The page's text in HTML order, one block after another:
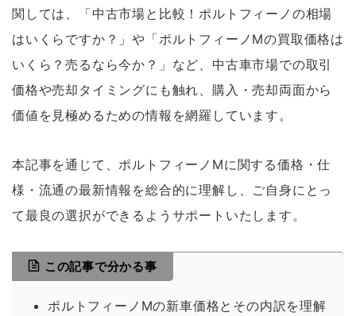
関しては、「中古市場と比較！ポルトフィーノの相場
はいくらですか？」や「ポルトフィーノMの買取価格は
いくら？売るなら今か？」など、中古車市場での取引
価格や売却タイミングにも触れ、購入・売却両面から
価値を見極めるための情報を網羅しています。
本記事を通じて、ポルトフィーノMに関する価格・仕
様・流通の最新情報を総合的に理解し、ご自身にとっ
て最良の選択ができるようサポートいたします。
この記事で分かる事
ポルトフィーノMの新車価格とその内訳を理解